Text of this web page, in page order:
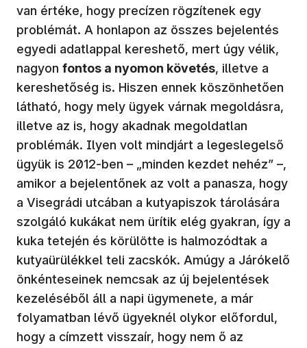
van értéke, hogy precízen rögzítenek egy
problémát. A honlapon az összes bejelentés
egyedi adatlappal kereshető, mert úgy vélik,
nagyon fontos a nyomon követés, illetve a
kereshetőség is. Hiszen ennek köszönhetően
látható, hogy mely ügyek várnak megoldásra,
illetve az is, hogy akadnak megoldatlan
problémák. Ilyen volt mindjárt a legeslegelső
ügyük is 2012-ben – „minden kezdet nehéz” –,
amikor a bejelentőnek az volt a panasza, hogy
a Visegrádi utcában a kutyapiszok tárolására
szolgáló kukákat nem ürítik elég gyakran, így a
kuka tetején és körülötte is halmozódtak a
kutyaürülékkel teli zacskók. Amúgy a Járókelő
önkénteseinek nemcsak az új bejelentések
kezeléséből áll a napi ügymenete, a már
folyamatban lévő ügyeknél olykor előfordul,
hogy a címzett visszaír, hogy nem ő az